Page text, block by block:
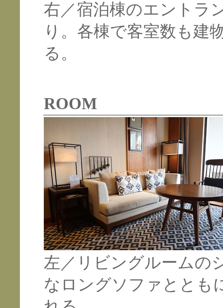
右／宿泊棟のエントラ
り。各棟で客室数も建
る。
ROOM
左／リビングルームの
なロングソファととも